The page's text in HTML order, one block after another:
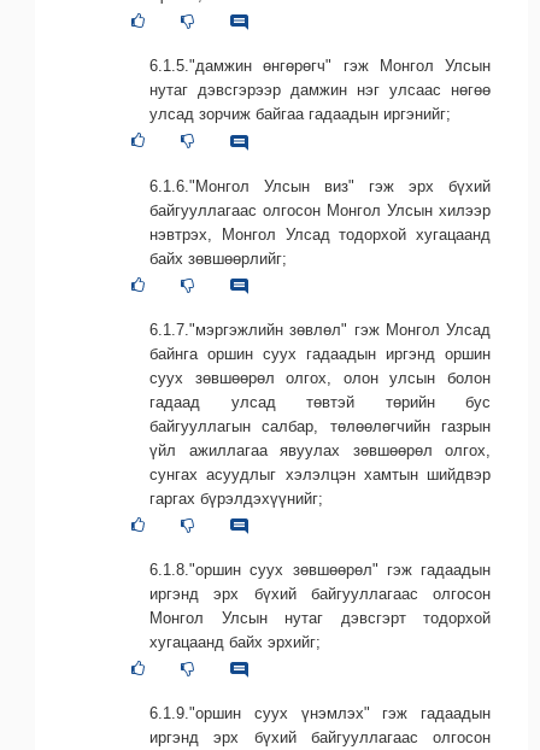
6.1.5."дамжин өнгөрөгч" гэж Монгол Улсын
нутаг дэвсгэрээр дамжин нэг улсаас нөгөө
улсад зорчиж байгаа гадаадын иргэнийг;
6.1.6."Монгол Улсын виз" гэж эрх бүхий
байгууллагаас олгосон Монгол Улсын хилээр
нэвтрэх, Монгол Улсад тодорхой хугацаанд
байх зөвшөөрлийг;
6.1.7."мэргэжлийн зөвлөл" гэж Монгол Улсад
байнга оршин суух гадаадын иргэнд оршин
суух зөвшөөрөл олгох, олон улсын болон
гадаад улсад төвтэй төрийн бус
байгууллагын салбар, төлөөлөгчийн газрын
үйл ажиллагаа явуулах зөвшөөрөл олгох,
сунгах асуудлыг хэлэлцэн хамтын шийдвэр
гаргах бүрэлдэхүүнийг;
6.1.8."оршин суух зөвшөөрөл" гэж гадаадын
иргэнд эрх бүхий байгууллагаас олгосон
Монгол Улсын нутаг дэвсгэрт тодорхой
хугацаанд байх эрхийг;
6.1.9."оршин суух үнэмлэх" гэж гадаадын
иргэнд эрх бүхий байгууллагаас олгосон